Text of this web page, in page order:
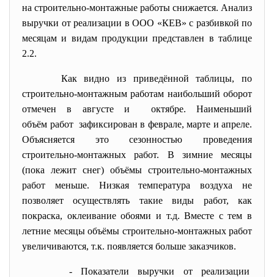
на строительно-монтажные работы снижается. Анализ
выручки от реализации в ООО «КЕВ» с разбивкой по
месяцам и видам продукции представлен в таблице
2.2.
Как видно из приведённой таблицы, по
строительно-монтажным работам наибольший оборот
отмечен в августе и октябре. Наименьший
объём работ зафиксирован в феврале, марте и апреле.
Объясняется это сезонностью проведения
строительно-монтажных работ. В зимние месяцы
(пока лежит снег) объёмы строительно-монтажных
работ меньше. Низкая температура воздуха не
позволяет осуществлять такие виды работ, как
покраска, оклеивание обоями и т.д. Вместе с тем в
летние месяцы объёмы строительно-монтажных работ
увеличиваются, т.к. появляется больше заказчиков.
- Показатели выручки отреализации